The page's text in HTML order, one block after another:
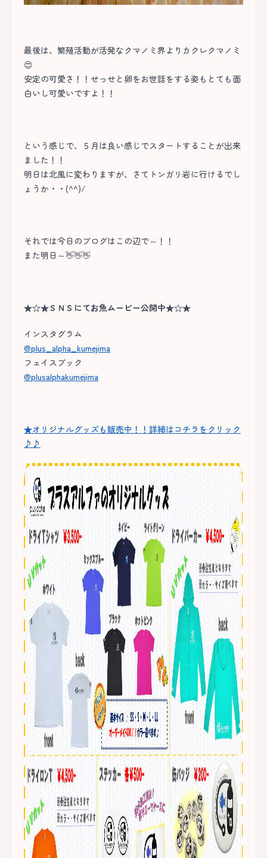
最後は、繁殖活動が活発なクマノミ界よりカクレクマノミ
😍
安定の可愛さ！！せっせと卵をお世話をする姿もとても面
白いし可愛いですよ！！
という感じで、５月は良い感じでスタートすることが出来
ました！！
明日は北風に変わりますが、さてトンガリ岩に行けるでし
ょうか・・(^^)/
それでは今日のブログはこの辺で～！！
また明日～👋👋👋
★☆★ＳＮＳにてお魚ムービー公開中★☆★
インスタグラム
@plus_alpha_kumejima
フェイスブック
@plusalphakumejima
★オリジナルグッズも販売中！！詳細はコチラをクリック
♪♪